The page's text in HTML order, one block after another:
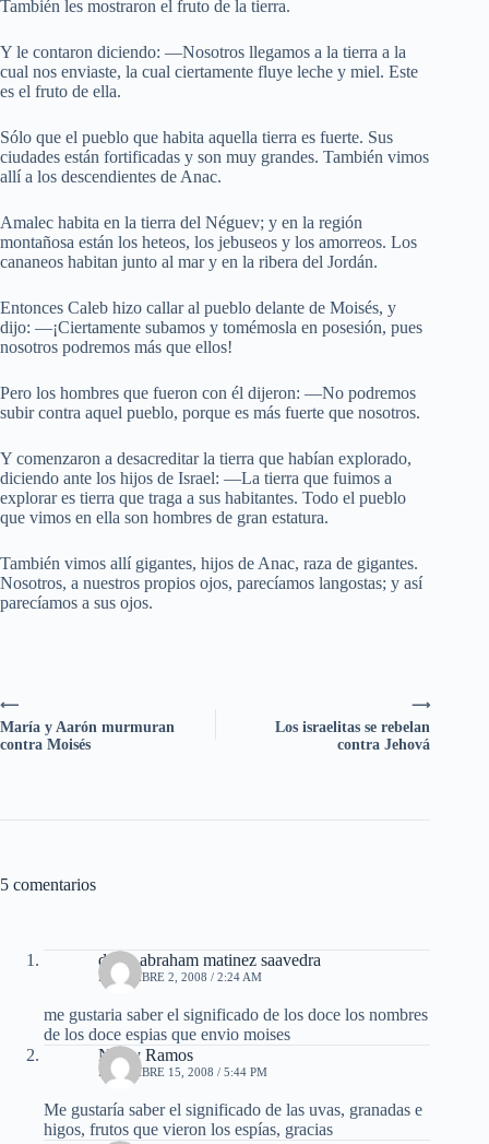
También les mostraron el fruto de la tierra.
Y le contaron diciendo: —Nosotros llegamos a la tierra a la
cual nos enviaste, la cual ciertamente fluye leche y miel. Este
es el fruto de ella.
Sólo que el pueblo que habita aquella tierra es fuerte. Sus
ciudades están fortificadas y son muy grandes. También vimos
allí a los descendientes de Anac.
Amalec habita en la tierra del Néguev; y en la región
montañosa están los heteos, los jebuseos y los amorreos. Los
cananeos habitan junto al mar y en la ribera del Jordán.
Entonces Caleb hizo callar al pueblo delante de Moisés, y
dijo: —¡Ciertamente subamos y tomémosla en posesión, pues
nosotros podremos más que ellos!
Pero los hombres que fueron con él dijeron: —No podremos
subir contra aquel pueblo, porque es más fuerte que nosotros.
Y comenzaron a desacreditar la tierra que habían explorado,
diciendo ante los hijos de Israel: —La tierra que fuimos a
explorar es tierra que traga a sus habitantes. Todo el pueblo
que vimos en ella son hombres de gran estatura.
También vimos allí gigantes, hijos de Anac, raza de gigantes.
Nosotros, a nuestros propios ojos, parecíamos langostas; y así
parecíamos a sus ojos.
⟶
Los israelitas se rebelan
contra Jehová
⟵
María y Aarón murmuran
contra Moisés
5 comentarios
dante abraham matinez saavedra
DICIEMBRE 2, 2008 / 2:24 AM
me gustaria saber el significado de los doce los nombres
de los doce espias que envio moises
Nessy Ramos
DICIEMBRE 15, 2008 / 5:44 PM
Me gustaría saber el significado de las uvas, granadas e
higos, frutos que vieron los espías, gracias